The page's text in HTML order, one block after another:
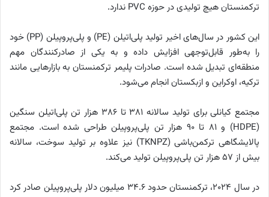
ترکمنستان هیچ تولیدی در حوزه PVC ندارد.
این کشور در سال‌های اخیر تولید پلی‌اتیلن (PE) و پلی‌پروپیلن (PP) خود
را به‌طور قابل‌توجهی افزایش داده و به یکی از صادرکنندگان مهم
منطقه‌ای تبدیل شده است. صادرات پلیمر ترکمنستان به بازارهایی مانند
ترکیه، اوکراین و ازبکستان انجام می‌شود.
مجتمع کیانلی برای تولید سالانه ۳۸۱ تا ۳۸۶ هزار تن پلی‌اتیلن سنگین
(HDPE) و ۸۱ تا ۹۰ هزار تن پلی‌پروپیلن طراحی شده است. مجتمع
پالایشگاهی ترکمن‌باشی (TKNPZ) نیز علاوه بر تولید سوخت، سالانه
بیش از ۵۷ هزار تن پلی‌پروپیلن تولید می‌کند.
در سال ۲۰۲۴، ترکمنستان حدود ۳۴.۶ میلیون دلار پلی‌پروپیلن صادر کرد